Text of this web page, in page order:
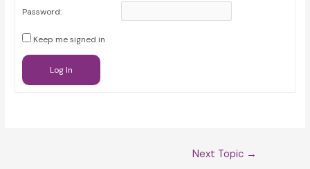
Password:
Keep me signed in
Log In
Next Topic →